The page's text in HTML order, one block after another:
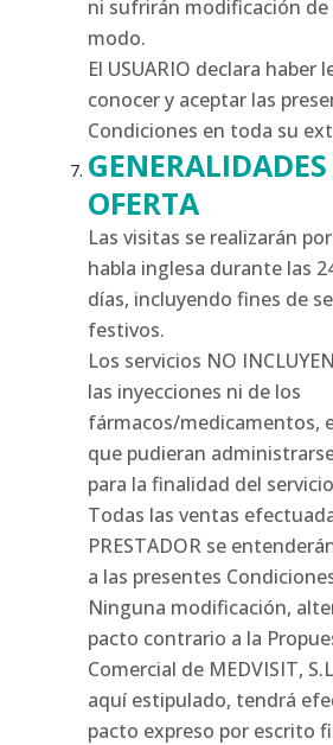
ni sufrirán modificación
modo.
El USUARIO declara haber
conocer y aceptar las
Condiciones en toda su
OFERTA
Las visitas se realizarán
habla inglesa durante las
días, incluyendo fines de
festivos.
Los servicios NO
las inyecciones ni de los
fármacos/medicamentos,
que pudieran
para la finalidad del
Todas las ventas
PRESTADOR se
a las presentes
Ninguna modificación,
pacto contrario a la
Comercial de MEDVISIT,
aquí estipulado, tendrá
pacto expreso por escrito